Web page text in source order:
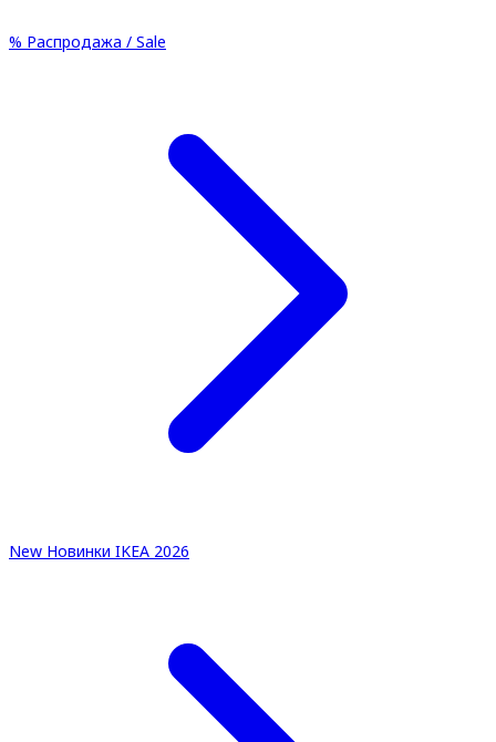
% Распродажа / Sale
New Новинки IKEA 2026